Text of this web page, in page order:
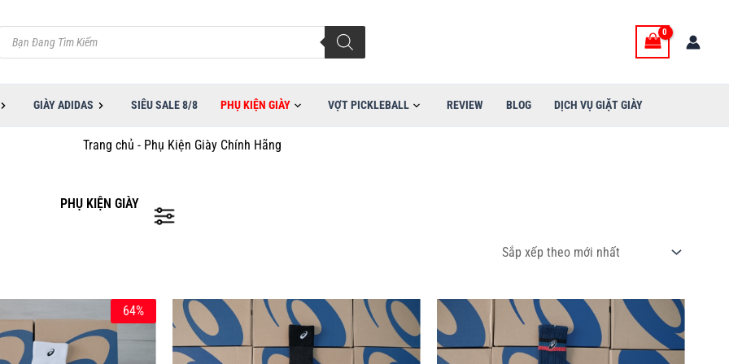
Tìm
kiếm
sản
GIÀY ADIDAS SIÊU SALE 8/8 PHỤ KIỆN GIÀY VỢT PICKLEBALL REVIEW BLOG DỊCH VỤ GIẶT GIÀY
Trang chủ - Phụ Kiện Giày Chính Hãng
PHỤ KIỆN GIÀY
Khoảng Giá
64%
hiện
tại
là:
Sản
phẩm
này
Sản
phẩm
này